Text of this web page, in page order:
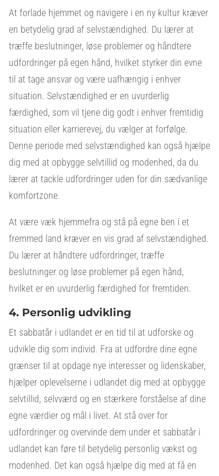
At forlade hjemmet og navigere i en ny kultur kræver
en betydelig grad af selvstændighed. Du lærer at
træffe beslutninger, løse problemer og håndtere
udfordringer på egen hånd, hvilket styrker din evne
til at tage ansvar og være uafhængig i enhver
situation. Selvstændighed er en uvurderlig
færdighed, som vil tjene dig godt i enhver fremtidig
situation eller karrierevej, du vælger at forfølge.
Denne periode med selvstændighed kan også hjælpe
dig med at opbygge selvtillid og modenhed, da du
lærer at tackle udfordringer uden for din sædvanlige
komfortzone.
At være væk hjemmefra og stå på egne ben i et
fremmed land kræver en vis grad af selvstændighed.
Du lærer at håndtere udfordringer, træffe
beslutninger og løse problemer på egen hånd,
hvilket er en uvurderlig færdighed for fremtiden.
4. Personlig udvikling
Et sabbatår i udlandet er en tid til at udforske og
udvikle dig som individ. Fra at udfordre dine egne
grænser til at opdage nye interesser og lidenskaber,
hjælper oplevelserne i udlandet dig med at opbygge
selvtillid, selvværd og en stærkere forståelse af dine
egne værdier og mål i livet. At stå over for
udfordringer og overvinde dem under et sabbatår i
udlandet kan føre til betydelig personlig vækst og
modenhed. Det kan også hjælpe dig med at få en